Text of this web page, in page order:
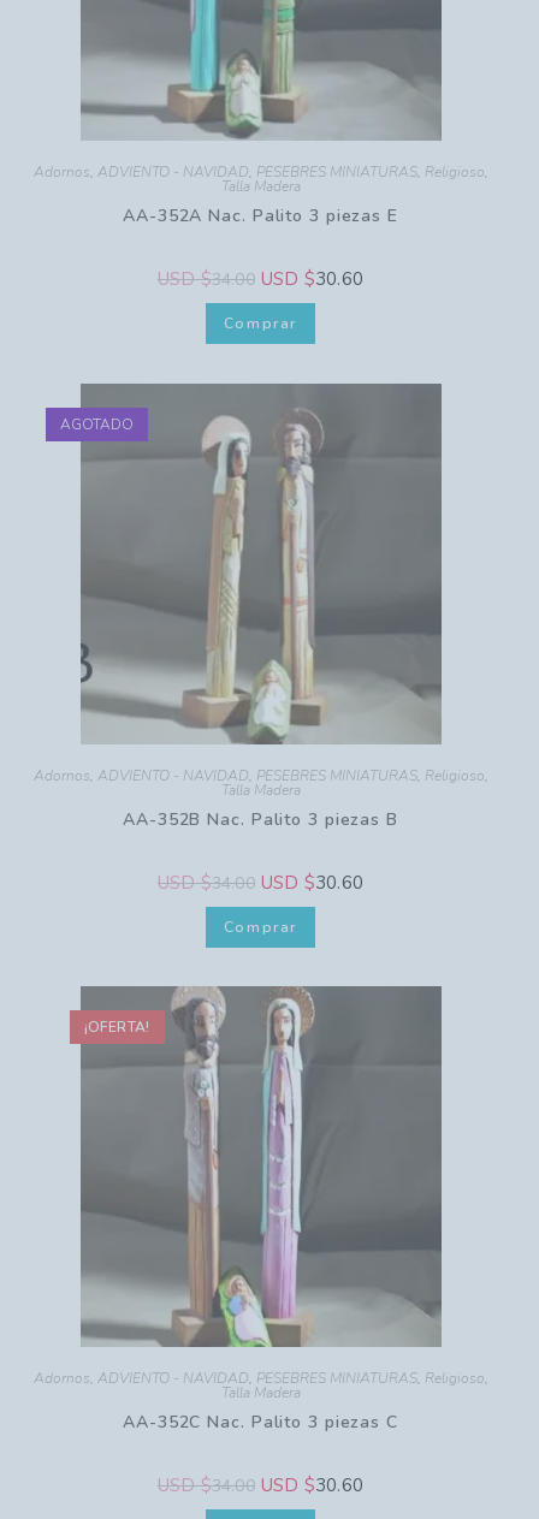
Adornos, ADVIENTO - NAVIDAD, PESEBRES MINIATURAS, Religioso,
Talla Madera
AA-352A Nac. Palito 3 piezas E
USD $34.00 USD $30.60
Comprar
AGOTADO
Adornos, ADVIENTO - NAVIDAD, PESEBRES MINIATURAS, Religioso,
Talla Madera
AA-352B Nac. Palito 3 piezas B
USD $34.00 USD $30.60
Comprar
¡OFERTA!
Adornos, ADVIENTO - NAVIDAD, PESEBRES MINIATURAS, Religioso,
Talla Madera
AA-352C Nac. Palito 3 piezas C
USD $34.00 USD $30.60